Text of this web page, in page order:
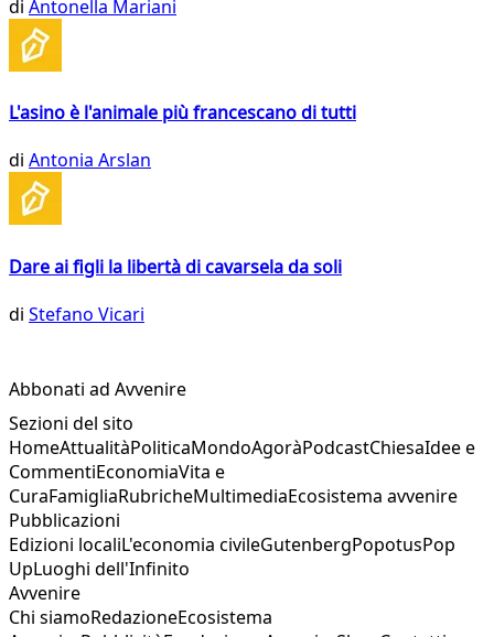
di Antonella Mariani
L'asino è l'animale più francescano di tutti
di Antonia Arslan
Dare ai figli la libertà di cavarsela da soli
di Stefano Vicari
Abbonati ad Avvenire
Sezioni del sito
HomeAttualitàPoliticaMondoAgoràPodcastChiesaIdee e
CommentiEconomiaVita e
CuraFamigliaRubricheMultimediaEcosistema avvenire
Pubblicazioni
Edizioni localiL'economia civileGutenbergPopotusPop
UpLuoghi dell'Infinito
Avvenire
Chi siamoRedazioneEcosistema